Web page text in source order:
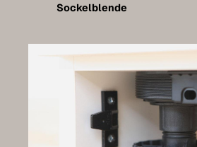
Sockelblende